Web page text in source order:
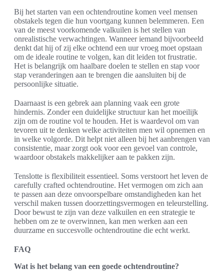
Bij het starten van een ochtendroutine komen veel mensen
obstakels tegen die hun voortgang kunnen belemmeren. Een
van de meest voorkomende valkuilen is het stellen van
onrealistische verwachtingen. Wanneer iemand bijvoorbeeld
denkt dat hij of zij elke ochtend een uur vroeg moet opstaan
om de ideale routine te volgen, kan dit leiden tot frustratie.
Het is belangrijk om haalbare doelen te stellen en stap voor
stap veranderingen aan te brengen die aansluiten bij de
persoonlijke situatie.
Daarnaast is een gebrek aan planning vaak een grote
hindernis. Zonder een duidelijke structuur kan het moeilijk
zijn om de routine vol te houden. Het is waardevol om van
tevoren uit te denken welke activiteiten men wil opnemen en
in welke volgorde. Dit helpt niet alleen bij het aanbrengen van
consistentie, maar zorgt ook voor een gevoel van controle,
waardoor obstakels makkelijker aan te pakken zijn.
Tenslotte is flexibiliteit essentieel. Soms verstoort het leven de
carefully crafted ochtendroutine. Het vermogen om zich aan
te passen aan deze onvoorspelbare omstandigheden kan het
verschil maken tussen doorzettingsvermogen en teleurstelling.
Door bewust te zijn van deze valkuilen en een strategie te
hebben om ze te overwinnen, kan men werken aan een
duurzame en succesvolle ochtendroutine die echt werkt.
FAQ
Wat is het belang van een goede ochtendroutine?